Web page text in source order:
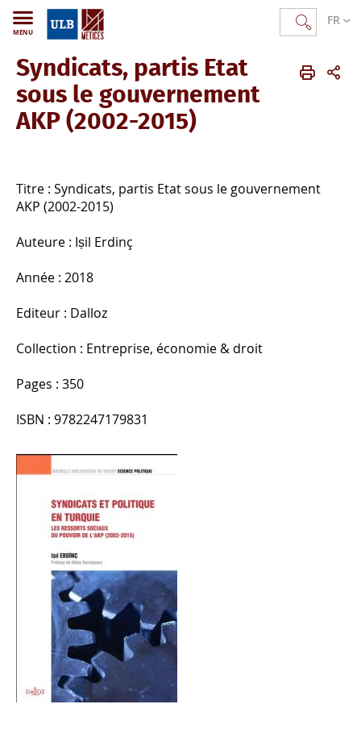
FR
MENU
METICES FR Publications Ouvrages publiés
Syndicats, partis Etat
sous le gouvernement
AKP (2002-2015)
Titre : Syndicats, partis Etat sous le gouvernement
AKP (2002-2015)
Auteure : Ișil Erdinç
Année : 2018
Editeur : Dalloz
Collection : Entreprise, économie & droit
Pages : 350
ISBN : 9782247179831